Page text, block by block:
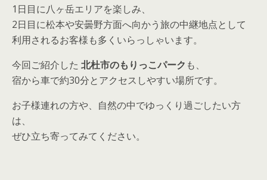
1日目に八ヶ岳エリアを楽しみ、
2日目に松本や安曇野方面へ向かう旅の中継地点として
利用されるお客様も多くいらっしゃいます。
今回ご紹介した 北杜市のもりっこパーク も、
宿から車で約30分とアクセスしやすい場所です。
お子様連れの方や、自然の中でゆっくり過ごしたい方
は、
ぜひ立ち寄ってみてください。